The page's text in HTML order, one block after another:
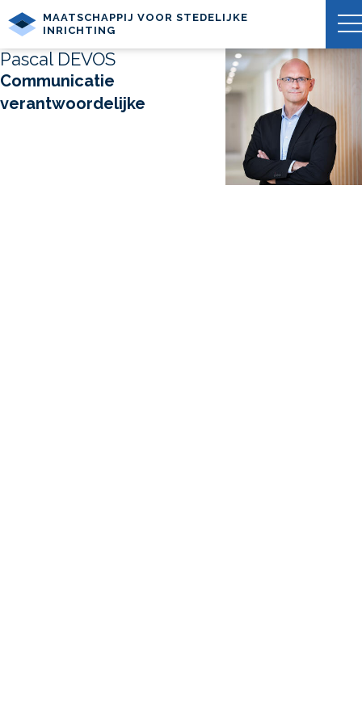
MAATSCHAPPIJ VOOR STEDELIJKE
INRICHTING
Pascal DEVOS
Communicatie
verantwoordelijke